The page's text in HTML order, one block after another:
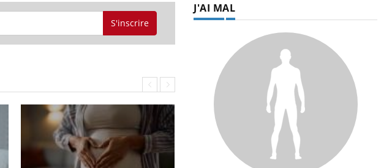
S'inscrire
J'AI MAL